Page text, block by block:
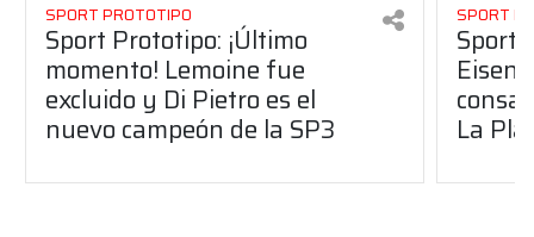
SPORT PROTOTIPO
Sport Prototipo: ¡Último
momento! Lemoine fue
excluido y Di Pietro es el
nuevo campeón de la SP3
SPORT
Sport
La